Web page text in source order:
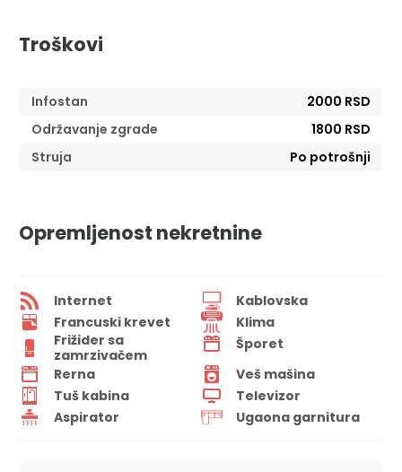
Troškovi
Infostan
2000 RSD
Održavanje zgrade
1800 RSD
Struja
Po potrošnji
Opremljenost nekretnine
Internet
Kablovska
Francuski krevet
Klima
Frižider sa
zamrzivačem
Šporet
Rerna
Veš mašina
Tuš kabina
Televizor
Aspirator
Ugaona garnitura